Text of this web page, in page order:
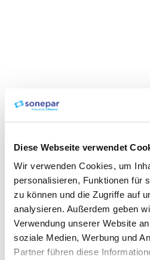
Diese Webseite verwendet
Wir verwenden Cookies, um
personalisieren, Funktionen für
zu können und die Zugriffe auf
analysieren. Außerdem geben
Verwendung unserer Website
soziale Medien, Werbung und
Partner führen diese